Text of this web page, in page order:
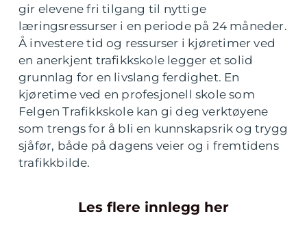
gir elevene fri tilgang til nyttige
læringsressurser i en periode på 24 måneder.
Å investere tid og ressurser i kjøretimer ved
en anerkjent trafikkskole legger et solid
grunnlag for en livslang ferdighet. En
kjøretime ved en profesjonell skole som
Felgen Trafikkskole kan gi deg verktøyene
som trengs for å bli en kunnskapsrik og trygg
sjåfør, både på dagens veier og i fremtidens
trafikkbilde.
Les flere innlegg her